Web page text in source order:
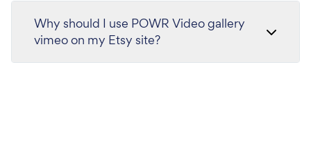
Why should I use POWR Video gallery
vimeo on my Etsy site?